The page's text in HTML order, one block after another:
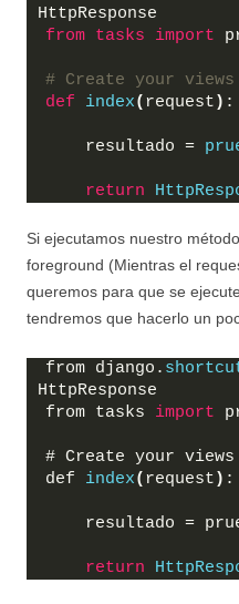
HttpResponse
from tasks import
# Create your
def
index( request ) :
    resultado =
return
Si ejecutamos nuestro
foreground (Mientras el
queremos para que se
tendremos que hacerlo un
from django.
HttpResponse
from tasks import
# Create your
def index( request ) :
resultado =
return